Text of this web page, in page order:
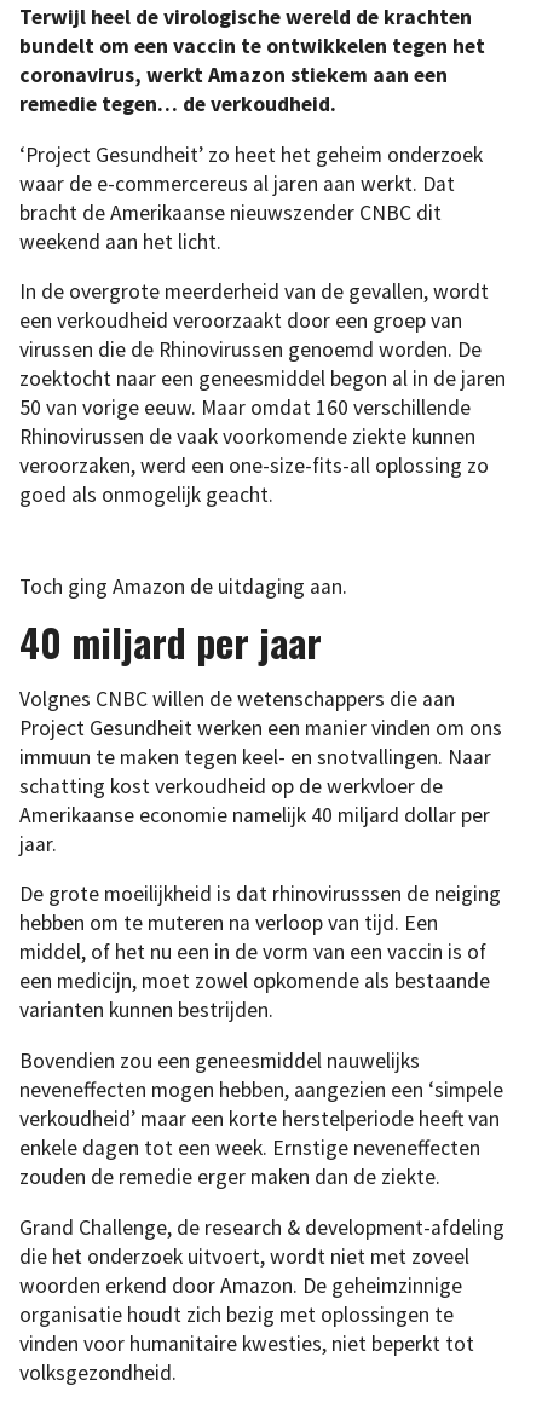
Terwijl heel de virologische wereld de krachten
bundelt om een vaccin te ontwikkelen tegen het
coronavirus, werkt Amazon stiekem aan een
remedie tegen… de verkoudheid.
‘Project Gesundheit’ zo heet het geheim onderzoek
waar de e-commercereus al jaren aan werkt. Dat
bracht de Amerikaanse nieuwszender CNBC dit
weekend aan het licht.
In de overgrote meerderheid van de gevallen, wordt
een verkoudheid veroorzaakt door een groep van
virussen die de Rhinovirussen genoemd worden. De
zoektocht naar een geneesmiddel begon al in de jaren
50 van vorige eeuw. Maar omdat 160 verschillende
Rhinovirussen de vaak voorkomende ziekte kunnen
veroorzaken, werd een one-size-fits-all oplossing zo
goed als onmogelijk geacht.
Toch ging Amazon de uitdaging aan.
40 miljard per jaar
Volgnes CNBC willen de wetenschappers die aan
Project Gesundheit werken een manier vinden om ons
immuun te maken tegen keel- en snotvallingen. Naar
schatting kost verkoudheid op de werkvloer de
Amerikaanse economie namelijk 40 miljard dollar per
jaar.
De grote moeilijkheid is dat rhinovirusssen de neiging
hebben om te muteren na verloop van tijd. Een
middel, of het nu een in de vorm van een vaccin is of
een medicijn, moet zowel opkomende als bestaande
varianten kunnen bestrijden.
Bovendien zou een geneesmiddel nauwelijks
neveneffecten mogen hebben, aangezien een ‘simpele
verkoudheid’ maar een korte herstelperiode heeft van
enkele dagen tot een week. Ernstige neveneffecten
zouden de remedie erger maken dan de ziekte.
Grand Challenge, de research & development-afdeling
die het onderzoek uitvoert, wordt niet met zoveel
woorden erkend door Amazon. De geheimzinnige
organisatie houdt zich bezig met oplossingen te
vinden voor humanitaire kwesties, niet beperkt tot
volksgezondheid.